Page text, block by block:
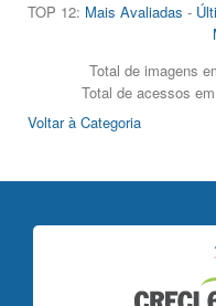
TOP 12: Mais Avaliadas -
Total de imagens
Total de acessos
Voltar à Categoria